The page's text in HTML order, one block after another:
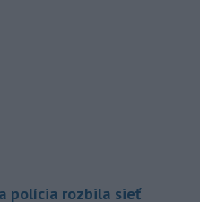
polícia rozbila sieť